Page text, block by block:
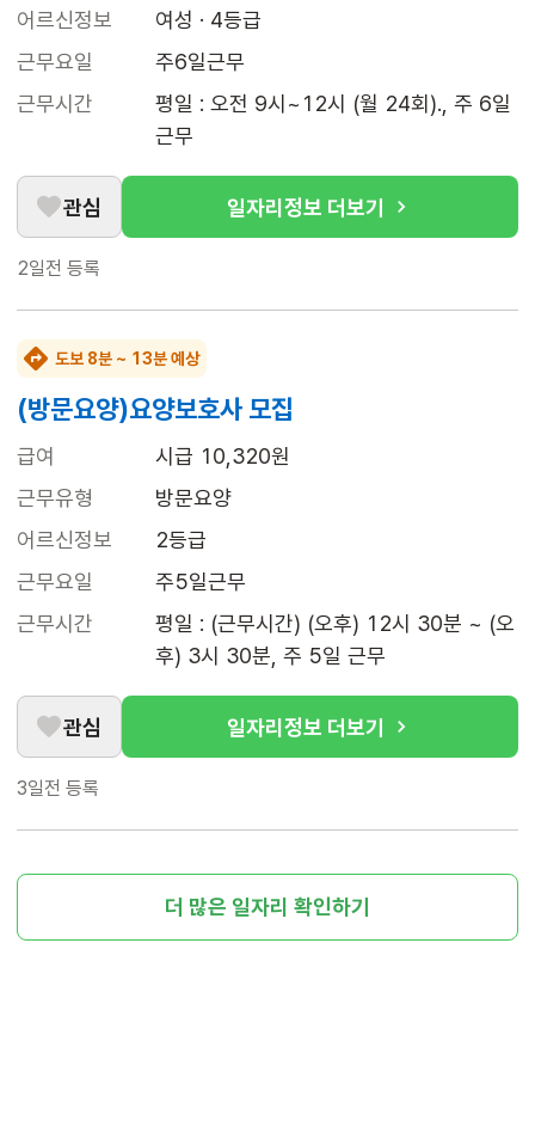
어르신정보
여성 · 4등급
근무요일
주6일근무
근무시간
평일 : 오전 9시~12시 (월 24회)., 주 6일
근무
관심 일자리정보 더보기
2일전 등록
도보 8분 ~ 13분 예상
(방문요양)요양보호사 모집
급여
시급 10,320원
근무유형
방문요양
어르신정보
2등급
근무요일
주5일근무
근무시간
평일 : (근무시간) (오후) 12시 30분 ~ (오
후) 3시 30분, 주 5일 근무
관심 일자리정보 더보기
3일전 등록
더 많은 일자리 확인하기